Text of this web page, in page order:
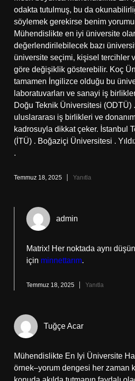
odakta tutulmuş, bu da
söylemek gerekirse benim
Mühendislikte en iyi üniversite
değerlendirilebilecek bazı
üniversite seçimi, kişisel tercihler
göre değişiklik gösterebilir. Koç
tamamen İngilizce olduğu bu
laboratuvarları ve sanayi iş
Doğu Teknik Üniversitesi (ODTÜ)
uluslararası iş birlikleri ve
kadrosuyla dikkat çeker. İstanbul
(İTÜ) . Boğaziçi Üniversitesi .
.
Temmuz 18, 2025 Yanıtla
admin
Matrix! Her noktada aynı
için minnettarım.
Temmuz 18, 2025 Yanıtla
Tuğçe Acar
Mühendislikte En Iyi Üniversite
örnek–yorum dengesi her zaman